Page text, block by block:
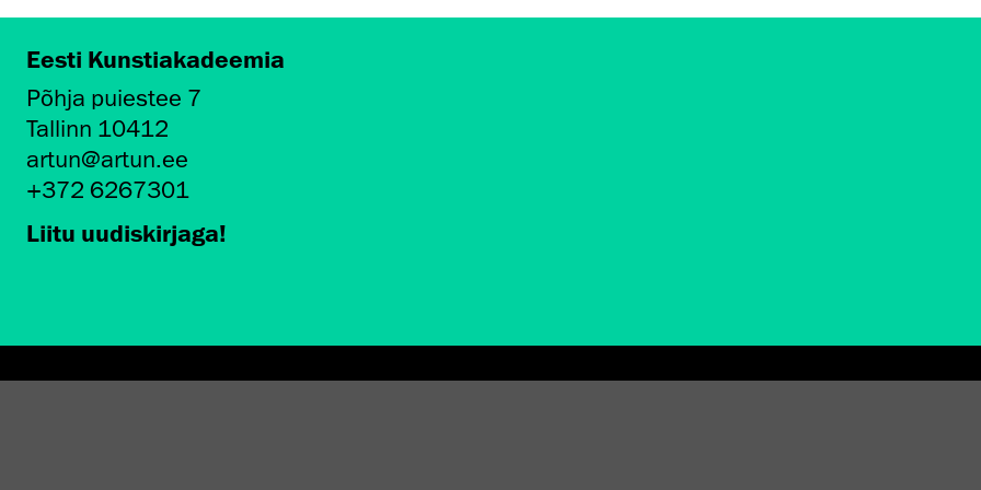
Eesti Kunstiakadeemia
Põhja puiestee 7
Tallinn 10412
artun@artun.ee
+372 6267301
Liitu uudiskirjaga!